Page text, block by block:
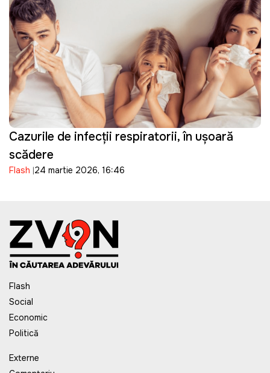
Cazurile de infecții respiratorii, în ușoară
scădere
Flash 24 martie 2026, 16:46
Flash
Social
Economic
Politică
Externe